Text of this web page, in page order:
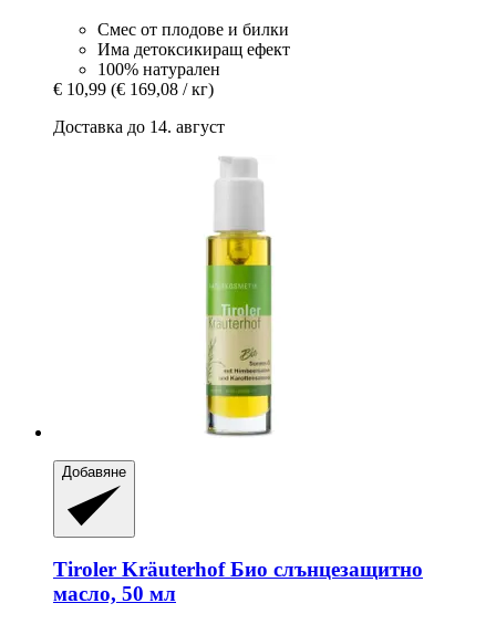
Смес от плодове и билки
Има детоксикиращ ефект
100% натурален
€ 10,99 (€ 169,08 / кг)
Доставка до 14. август
Добавяне
Tiroler KräuterhofБио слънцезащитно
масло, 50 мл